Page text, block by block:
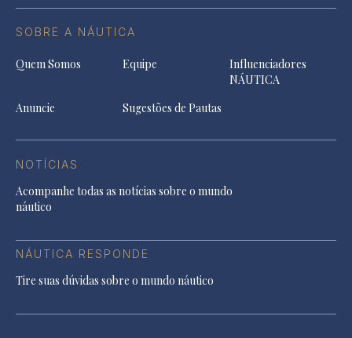
SOBRE A NÁUTICA
Quem Somos Equipe
Influenciadores
NÁUTICA
Anuncie
Sugestões de Pautas
NOTÍCIAS
Acompanhe todas as notícias sobre o mundo
náutico
NÁUTICA RESPONDE
Tire suas dúvidas sobre o mundo náutico